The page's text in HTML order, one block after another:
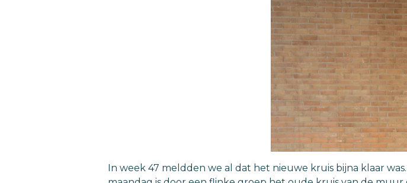
In week 47 meldden we al dat het nieuwe kruis bijna klaar